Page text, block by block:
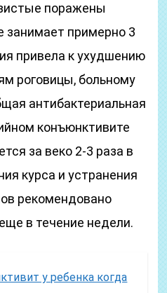
поражены
занимает примерно 3
привела к ухудшению
роговицы, больному
антибактериальная
конъюнктивите
за веко 2-3 раза в
курса и устранения
рекомендовано
в течение недели.
у ребенка когда